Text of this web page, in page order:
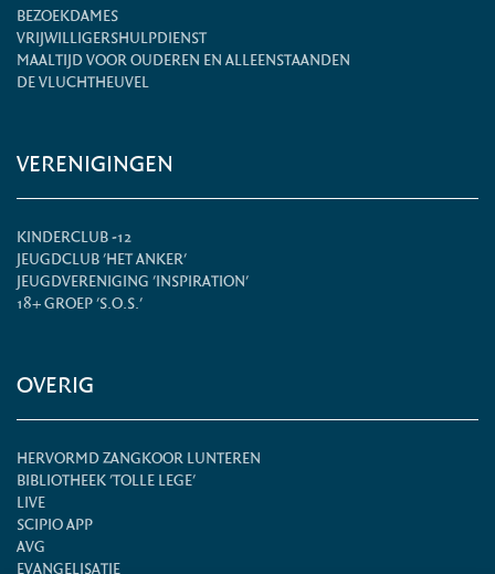
BEZOEKDAMES
VRIJWILLIGERSHULPDIENST
MAALTIJD VOOR OUDEREN EN ALLEENSTAANDEN
DE VLUCHTHEUVEL
VERENIGINGEN
KINDERCLUB -12
JEUGDCLUB 'HET ANKER'
JEUGDVERENIGING 'INSPIRATION'
18+ GROEP 'S.O.S.'
OVERIG
HERVORMD ZANGKOOR LUNTEREN
BIBLIOTHEEK 'TOLLE LEGE'
LIVE
SCIPIO APP
AVG
EVANGELISATIE